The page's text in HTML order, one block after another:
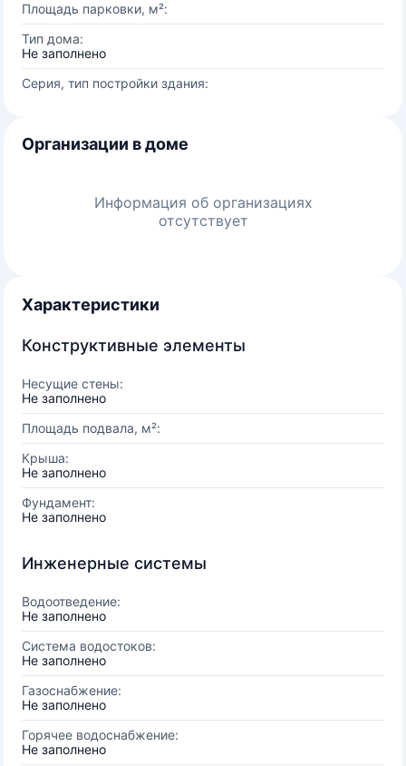
Площадь парковки, м²:
Тип дома:
Не заполнено
Серия, тип постройки здания:
Организации в доме
Информация об организациях
отсутствует
Характеристики
Конструктивные элементы
Несущие стены:
Не заполнено
Площадь подвала, м²:
Крыша:
Не заполнено
Фундамент:
Не заполнено
Инженерные системы
Водоотведение:
Не заполнено
Система водостоков:
Не заполнено
Газоснабжение:
Не заполнено
Горячее водоснабжение:
Не заполнено